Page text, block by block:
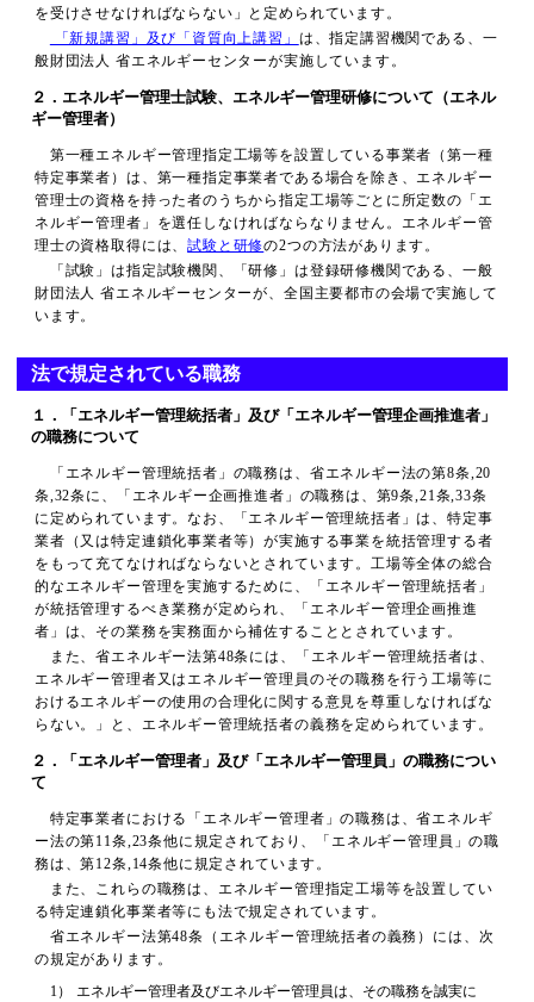
を受けさせなければならない」と定められています。
「新規講習」及び「資質向上講習」 は、指定講習機関である、一
般財団法人 省エネルギーセンターが実施しています。
２．エネルギー管理士試験、エネルギー管理研修について（エネル
ギー管理者）
第一種エネルギー管理指定工場等を設置している事業者（第一種
特定事業者）は、第一種指定事業者である場合を除き、エネルギー
管理士の資格を持った者のうちから指定工場等ごとに所定数の「エ
ネルギー管理者」を選任しなければならなりません。エネルギー管
理士の資格取得には、試験と研修の2つの方法があります。
「試験」は指定試験機関、「研修」は登録研修機関である、一般
財団法人 省エネルギーセンターが、全国主要都市の会場で実施して
います。
法で規定されている職務
１．「エネルギー管理統括者」及び「エネルギー管理企画推進者」
の職務について
「エネルギー管理統括者」の職務は、省エネルギー法の第8条,20
条,32条に、「エネルギー企画推進者」の職務は、第9条,21条,33条
に定められています。なお、「エネルギー管理統括者」は、特定事
業者（又は特定連鎖化事業者等）が実施する事業を統括管理する者
をもって充てなければならないとされています。工場等全体の総合
的なエネルギー管理を実施するために、「エネルギー管理統括者」
が統括管理するべき業務が定められ、「エネルギー管理企画推進
者」は、その業務を実務面から補佐することとされています。
また、省エネルギー法第48条には、「エネルギー管理統括者は、
エネルギー管理者又はエネルギー管理員のその職務を行う工場等に
おけるエネルギーの使用の合理化に関する意見を尊重しなければな
らない。」と、エネルギー管理統括者の義務を定められています。
２．「エネルギー管理者」及び「エネルギー管理員」の職務につい
て
特定事業者における「エネルギー管理者」の職務は、省エネルギ
ー法の第11条,23条他に規定されており、「エネルギー管理員」の職
務は、第12条,14条他に規定されています。
また、これらの職務は、エネルギー管理指定工場等を設置してい
る特定連鎖化事業者等にも法で規定されています。
省エネルギー法第48条（エネルギー管理統括者の義務）には、次
の規定があります。
1）
エネルギー管理者及びエネルギー管理員は、その職務を誠実に